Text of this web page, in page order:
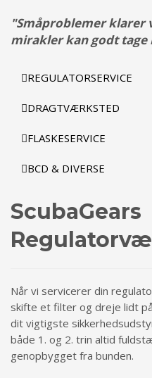
"Småproblemer klarer
mirakler kan godt tage
REGULATORSERVICE
DRAGTVÆRKSTED
FLASKESERVICE
BCD & DIVERSE
ScubaGears
Når vi servicerer din
skifte et filter og dreje lidt
dit vigtigste
både 1. og 2. trin altid
genopbygget fra bunden.